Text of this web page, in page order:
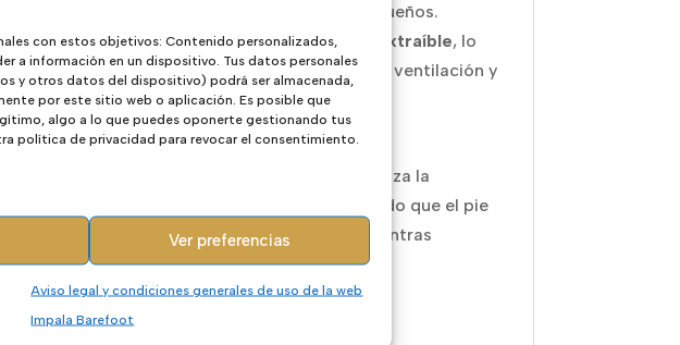
con estos objetivos: Contenido personalizados,
a información en un dispositivo. Tus datos personales
y otros datos del dispositivo) podrá ser almacenada,
por este sitio web o aplicación. Es posible que
algo a lo que puedes oponerte gestionando tus
política de privacidad para revocar el consentimiento.
Ver preferencias
Aviso legal y condiciones generales de uso de la web
Impala Barefoot
independencia de los más pequeños.
Además, incorporanplantilla extraíble, lo
que permite una mejor higiene, ventilación y
la posibilidad de usar plantillas
personalizadas si es necesario.
La suela flexible y ligera garantiza la
sensación barefoot, permitiendo que el pie
se mueva de forma natural mientras
protege en cada paso.